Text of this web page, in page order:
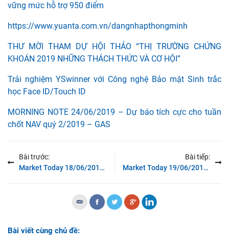
vững mức hỗ trợ 950 điểm
https://www.yuanta.com.vn/dangnhapthongminh
THƯ MỜI THAM DỰ HỘI THẢO “THỊ TRƯỜNG CHỨNG
KHOÁN 2019 NHỮNG THÁCH THỨC VÀ CƠ HỘI”
Trải nghiệm YSwinner với Công nghệ Bảo mật Sinh trắc
học Face ID/Touch ID
MORNING NOTE 24/06/2019 – Dự báo tích cực cho tuần
chốt NAV quý 2/2019 – GAS
Bài trước:
Market Today 18/06/2019: Thị trường thu hẹp đà giảm về cuối phiên
Bài tiếp:
Market Today 19/06/2019: Thị trường kỳ vọng tích cực vào đàm phán Mỹ-Trung
Bài viết cùng chủ đề: